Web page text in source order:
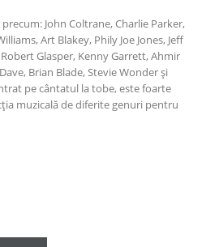
John Coltrane, Charlie Parker,
Art Blakey, Phily Joe Jones, Jeff
Glasper, Kenny Garrett, Ahmir
Brian Blade, Stevie Wonder și
pe cântatul la tobe, este foarte
muzicală de diferite genuri pentru